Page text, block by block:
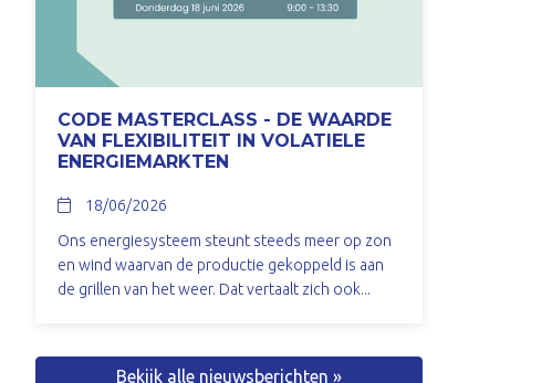
CODE MASTERCLASS - DE WAARDE
VAN FLEXIBILITEIT IN VOLATIELE
ENERGIEMARKTEN
18/06/2026
Ons energiesysteem steunt steeds meer op zon
en wind waarvan de productie gekoppeld is aan
de grillen van het weer. Dat vertaalt zich ook...
Bekijk alle nieuwsberichten »